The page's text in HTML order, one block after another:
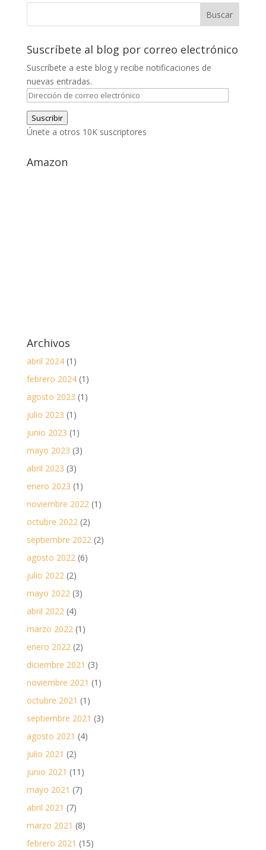
Suscríbete al blog por correo electrónico
Suscríbete a este blog y recibe notificaciones de
nuevas entradas.
Dirección
de
correo
electrónico
Suscribir
Únete a otros 10K suscriptores
Amazon
Archivos
abril 2024(1)
febrero 2024(1)
agosto 2023 (1)
julio 2023 (1)
junio 2023 (1)
mayo 2023 (3)
abril 2023 (3)
enero 2023 (1)
noviembre 2022(1)
octubre 2022(2)
septiembre 2022(2)
agosto 2022(6)
julio 2022(2)
mayo 2022(3)
abril 2022(4)
marzo 2022(1)
enero 2022(2)
diciembre 2021 (3)
noviembre 2021 (1)
octubre 2021 (1)
septiembre 2021 (3)
agosto 2021 (4)
julio 2021 (2)
junio 2021 (11)
mayo 2021 (7)
abril 2021 (7)
marzo 2021 (8)
febrero 2021 (15)